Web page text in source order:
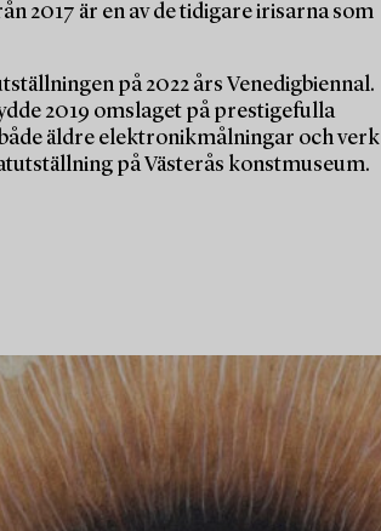
2017 är en av de tidigare irisarna som
på 2022 års Venedigbiennal.
2019 omslaget på prestigefulla
äldre elektronikmålningar och verk
på Västerås konstmuseum.